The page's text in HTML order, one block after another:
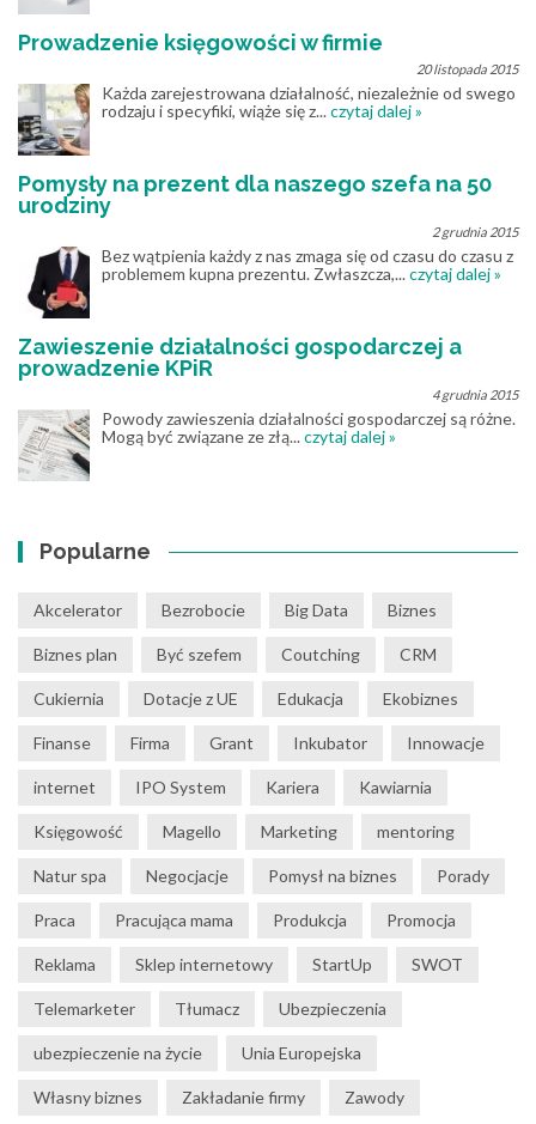
Prowadzenie księgowości w firmie
20 listopada 2015
Każda zarejestrowana działalność, niezależnie od swego
rodzaju i specyfiki, wiąże się z...czytaj dalej »
Pomysły na prezent dla naszego szefa na 50
urodziny
2 grudnia 2015
Bez wątpienia każdy z nas zmaga się od czasu do czasu z
problemem kupna prezentu. Zwłaszcza,...czytaj dalej »
Zawieszenie działalności gospodarczej a
prowadzenie KPiR
4 grudnia 2015
Powody zawieszenia działalności gospodarczej są różne.
Mogą być związane ze złą...czytaj dalej »
Popularne
Akcelerator Bezrobocie Big Data Biznes
Biznes plan Być szefem Coutching CRM
Cukiernia Dotacje z UE Edukacja Ekobiznes
Finanse Firma Grant Inkubator Innowacje
internet IPO System Kariera Kawiarnia
Księgowość Magello Marketing mentoring
Natur spa Negocjacje Pomysł na biznes Porady
Praca Pracująca mama Produkcja Promocja
Reklama Sklep internetowy StartUp SWOT
Telemarketer Tłumacz Ubezpieczenia
ubezpieczenie na życie Unia Europejska
Własny biznes Zakładanie firmy Zawody